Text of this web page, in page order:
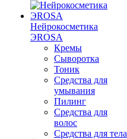
Нейрокосметика
ЭROSA
Кремы
Сыворотка
Тоник
Средства для
умывания
Пилинг
Средства для
волос
Средства для тела